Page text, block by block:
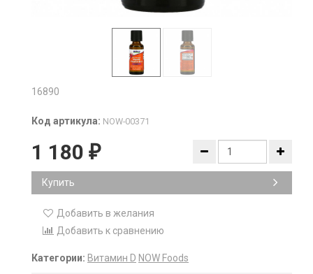
16890
Код артикула: NOW-00371
1 180 ₽
Купить
Добавить в желания
Добавить к сравнению
Категории: Витамин D NOW Foods